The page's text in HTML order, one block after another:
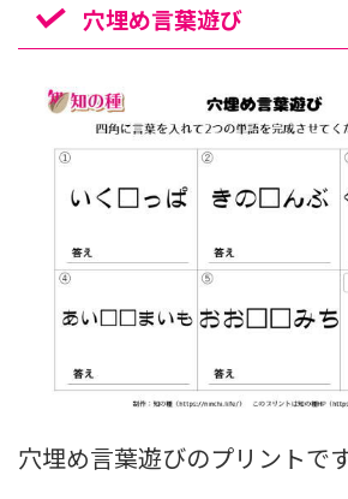
穴埋め言葉遊び
穴埋め言葉遊びのプリントです